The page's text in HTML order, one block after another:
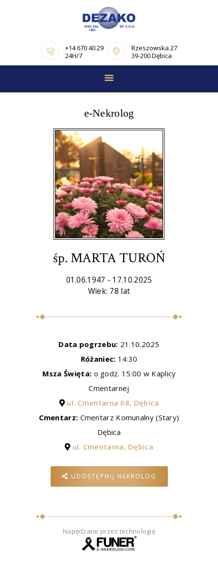
+14 670 40 29
24H/7
Rzeszowska 27
39-200 Dębica
STRONA GŁÓWNA
OFERTA
PORADNIK
POGRZEBOWY
OPINIE
KONTAKT
e-Nekrolog
śp. MARTA TUROŃ
01.06.1947 - 17.10.2025
Wiek: 78 lat
Data pogrzebu: 21.10.2025
Różaniec: 14:30
Msza Święta: o godz. 15:00 w Kaplicy
Cmentarnej
ul. Cmentarna 68, Dębica
Cmentarz: Cmentarz Komunalny (Stary)
Dębica
ul. Cmentarna, Dębica
UDOSTĘPNIJ NEKROLOG
Napędzane przez technologię